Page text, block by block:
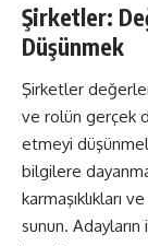
Şirketler:
Düşünmek
Şirketler
ve rolün gerçek
etmeyi
bilgilere
karmaşıklıkları
sunun.